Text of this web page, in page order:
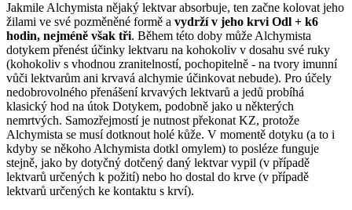
Jakmile Alchymista nějaký lektvar absorbuje, ten začne kolovat jeho
žilami ve své pozměněné formě a vydrží v jeho krvi Odl + k6
hodin, nejméně však tři. Během této doby může Alchymista
dotykem přenést účinky lektvaru na kohokoliv v dosahu své ruky
(kohokoliv s vhodnou zranitelností, pochopitelně - na tvory imunní
vůči lektvarům ani krvavá alchymie účinkovat nebude). Pro účely
nedobrovolného přenášení krvavých lektvarů a jedů probíhá
klasický hod na útok Dotykem, podobně jako u některých
nemrtvých. Samozřejmostí je nutnost překonat KZ, protože
Alchymista se musí dotknout holé kůže. V momentě dotyku (a to i
kdyby se někoho Alchymista dotkl omylem) to posléze funguje
stejně, jako by dotyčný dotčený daný lektvar vypil (v případě
lektvarů určených k požití) nebo ho dostal do krve (v případě
lektvarů určených ke kontaktu s krví).